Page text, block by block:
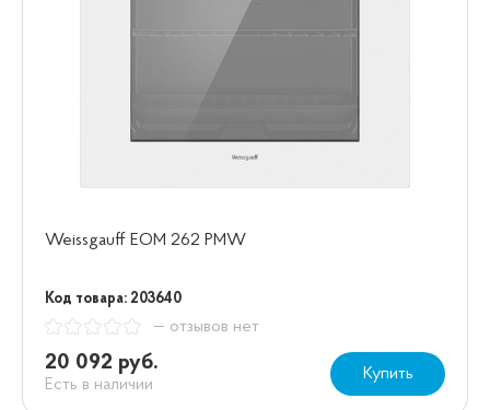
Weissgauff EOM 262 PMW
Код товара: 203640
— отзывов нет
20 092 руб.
Есть в наличии
Купить